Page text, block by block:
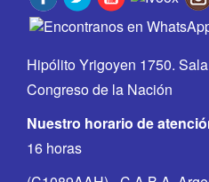
Hipólito Yrigoyen 1750.
Congreso de la Nación
Nuestro horario de
16 horas